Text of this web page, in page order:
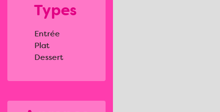
Types
Entrée
Plat
Dessert